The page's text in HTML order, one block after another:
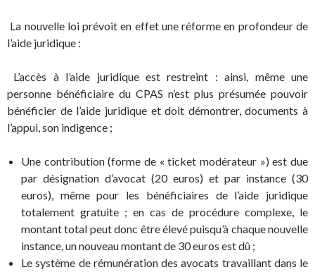
La nouvelle loi prévoit en effet une réforme en profondeur de
l’aide juridique :
L’accès à l’aide juridique est restreint : ainsi, même une
personne bénéficiaire du CPAS n’est plus présumée pouvoir
bénéficier de l’aide juridique et doit démontrer, documents à
l’appui, son indigence ;
Une contribution (forme de « ticket modérateur ») est due
par désignation d’avocat (20 euros) et par instance (30
euros), même pour les bénéficiaires de l’aide juridique
totalement gratuite ; en cas de procédure complexe, le
montant total peut donc être élevé puisqu’à chaque nouvelle
instance, un nouveau montant de 30 euros est dû ;
Le système de rémunération des avocats travaillant dans le